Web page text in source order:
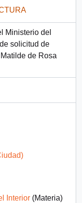
Ministerio del
solicitud de
de Rosa
Interior(Materia)